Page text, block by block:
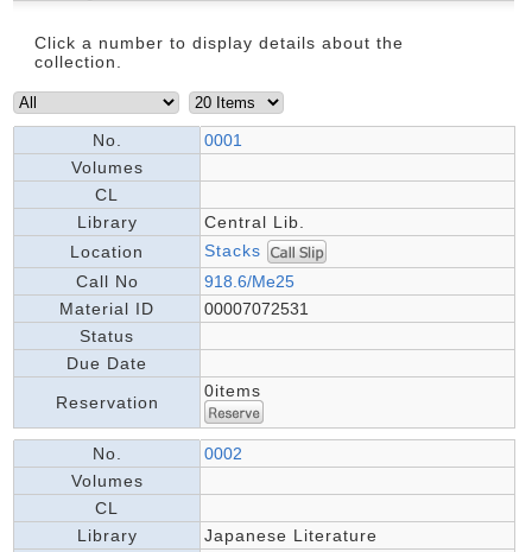
Click a number to display details about the
collection.
No.
0001
Volumes
CL
Library
Central Lib.
Location
Stacks
Call No
918.6/Me25
Material ID
00007072531
Status
Due Date
Reservation
0items
No.
0002
Volumes
CL
Library
Japanese Literature